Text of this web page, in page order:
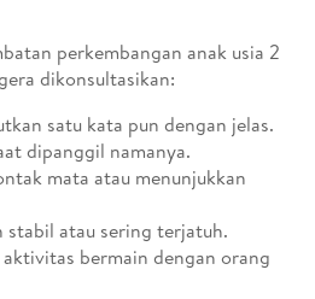
perkembangan anak usia 2
dikonsultasikan:
satu kata pun dengan jelas.
dipanggil namanya.
mata atau menunjukkan
stabil atau sering terjatuh.
bermain dengan orang